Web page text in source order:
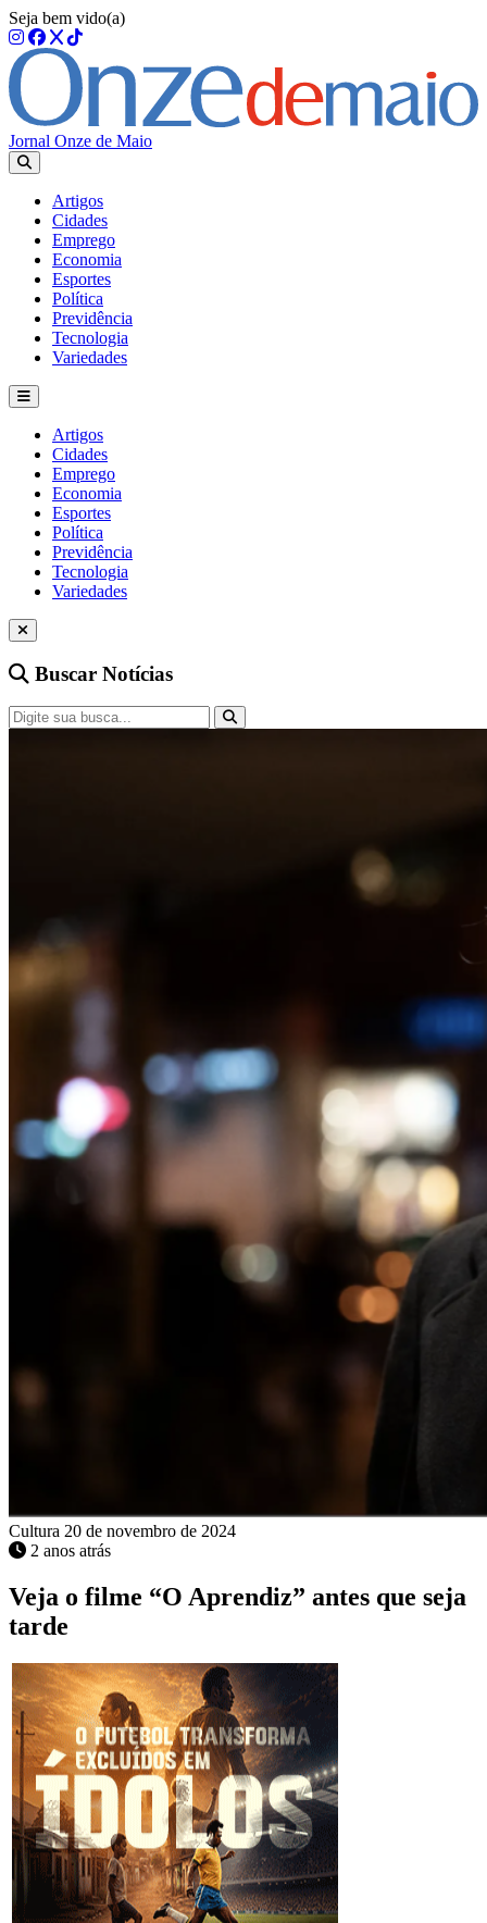
Seja bem vido(a)
Jornal Onze de Maio
Artigos
Cidades
Emprego
Economia
Esportes
Política
Previdência
Tecnologia
Variedades
Artigos
Cidades
Emprego
Economia
Esportes
Política
Previdência
Tecnologia
Variedades
Buscar Notícias
Cultura 20 de novembro de 2024
2 anos atrás
Veja o filme “O Aprendiz” antes que seja
tarde